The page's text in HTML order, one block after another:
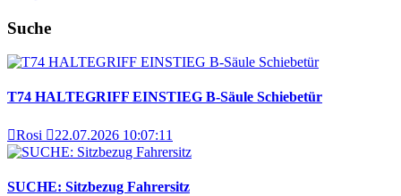
Suche
T74 HALTEGRIFF EINSTIEG B-Säule Schiebetür
Rosi 22.07.2026 10:07:11
SUCHE: Sitzbezug Fahrersitz